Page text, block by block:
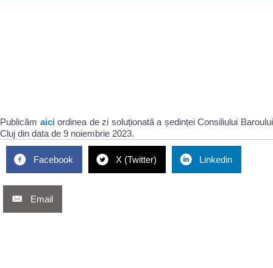
Publicăm aiciordinea de zi soluționată a ședinței Consiliului Baroului
Cluj din data de 9 noiembrie 2023.
Facebook X (Twitter) Linkedin
Email